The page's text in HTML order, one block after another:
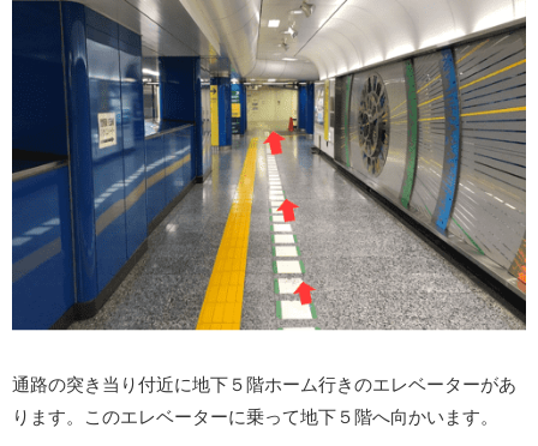
通路の突き当り付近に地下５階ホーム行きのエレベーターがあ
ります。このエレベーターに乗って地下５階へ向かいます。